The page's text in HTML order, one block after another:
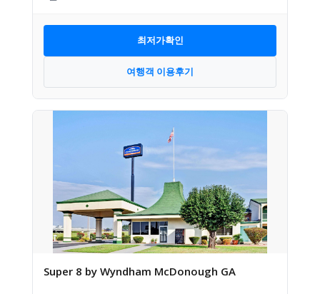
최저가확인
여행객 이용후기
Super 8 by Wyndham McDonough GA